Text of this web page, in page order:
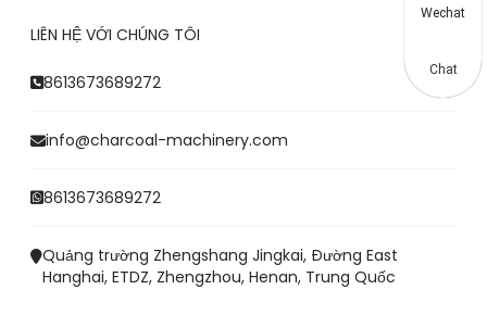
LIÊN HỆ VỚI CHÚNG TÔI
8613673689272
info@charcoal-machinery.com
8613673689272
Quảng trường Zhengshang Jingkai, Đường East
Hanghai, ETDZ, Zhengzhou, Henan, Trung Quốc
Wechat
Chat